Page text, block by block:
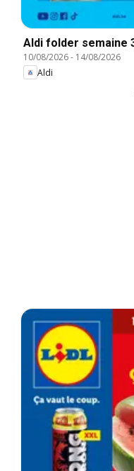
Aldi folder semaine
10/08/2026- 14/08/2026
Aldi